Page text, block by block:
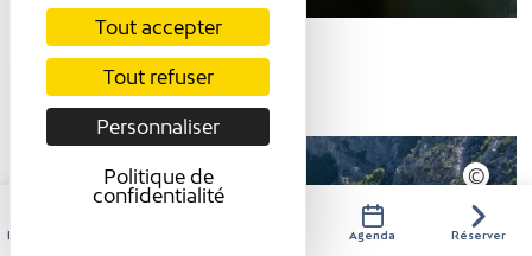
Hébergements Agenda Réserver
Tout accepter
Tout refuser
Personnaliser
Politique de
confidentialité